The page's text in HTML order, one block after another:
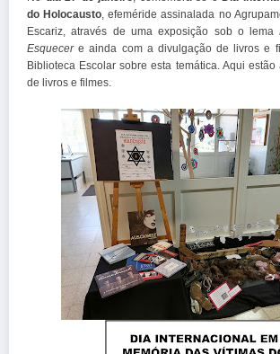
do Holocausto, efeméride assinalada no
Escariz, através de uma exposição sob o lema
Esquecere ainda com a divulgação de livros e
Biblioteca Escolar sobre esta temática. Aqui
de livros e filmes.